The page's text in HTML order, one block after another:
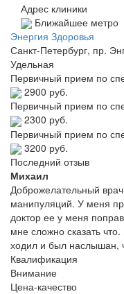
Адрес клиники
Ближайшее метро
Энергия Здоровья
Санкт-Петербург, пр.
Удельная
Первичный прием по
2900 руб.
Первичный прием по
2300 руб.
Первичный прием по
3200 руб.
Последний отзыв
Михаил
Доброжелательный
манипуляций. У меня
доктор ее у меня
мне сложно сказать
ходил и был наслышан,
Квалификация
Внимание
Цена-качество